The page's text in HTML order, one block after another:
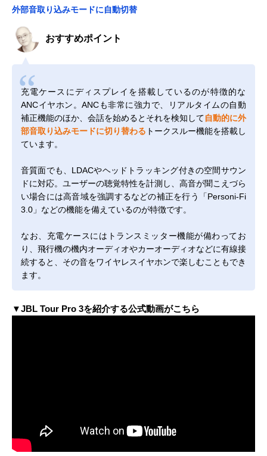
外部音取り込みモードに自動切替
おすすめポイント
充電ケースにディスプレイを搭載しているのが特徴的な
ANCイヤホン。ANCも非常に強力で、リアルタイムの自動
補正機能のほか、会話を始めるとそれを検知して自動的に外
部音取り込みモードに切り替わる トークスルー機能を搭載し
ています。
音質面でも、LDACやヘッドトラッキング付きの空間サウン
ドに対応。ユーザーの聴覚特性を計測し、高音が聞こえづら
い場合には高音域を強調するなどの補正を行う「Personi-Fi
3.0」などの機能を備えているのが特徴です。
なお、充電ケースにはトランスミッター機能が備わってお
り、飛行機の機内オーディオやカーオーディオなどに有線接
続すると、その音をワイヤレスイヤホンで楽しむこともでき
ます。
▼JBL Tour Pro 3を紹介する公式動画がこちら